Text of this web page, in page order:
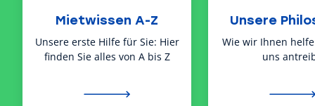
Mietwissen A-Z
Unsere erste Hilfe für Sie: Hier
finden Sie alles von A bis Z
Unsere
Wie wir Ihnen
uns